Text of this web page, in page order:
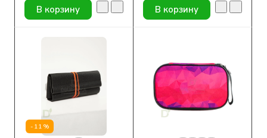
В корзину В корзину
-11%